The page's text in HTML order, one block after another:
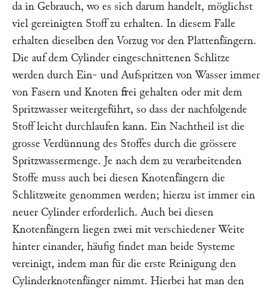
da in Gebrauch, wo es sich darum handelt, möglichst
viel gereinigten Stoff zu erhalten. In diesem Falle
erhalten dieselben den Vorzug vor den Plattenfängern.
Die auf dem Cylinder eingeschnittenen Schlitze
werden durch Ein- und Aufspritzen von Wasser immer
von Fasern und Knoten frei gehalten oder mit dem
Spritzwasser weitergeführt, so dass der nachfolgende
Stoff leicht durchlaufen kann. Ein Nachtheil ist die
grosse Verdünnung des Stoffes durch die grössere
Spritzwassermenge. Je nach dem zu verarbeitenden
Stoffe muss auch bei diesen Knotenfängern die
Schlitzweite genommen werden; hierzu ist immer ein
neuer Cylinder erforderlich. Auch bei diesen
Knotenfängern liegen zwei mit verschiedener Weite
hinter einander, häufig findet man beide Systeme
vereinigt, indem man für die erste Reinigung den
Cylinderknotenfänger nimmt. Hierbei hat man den